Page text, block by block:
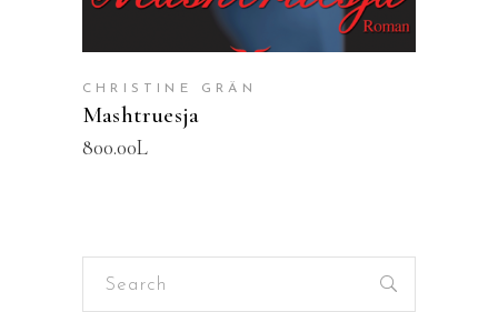
CHRISTINE GRÄN
Mashtruesja
800.00L
Search